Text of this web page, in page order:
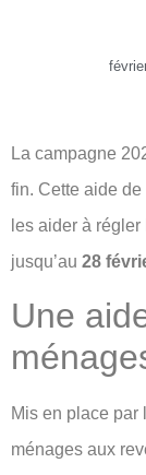
La campagne
fin. Cette aide de
les aider à
jusqu’au 28
Une
Mis en place par
ménages aux